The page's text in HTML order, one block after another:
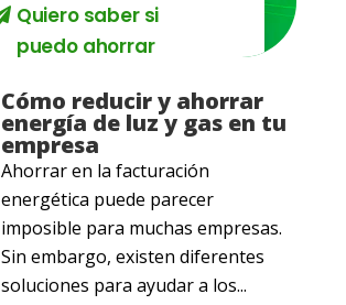
Quiero saber si
puedo ahorrar
Cómo reducir y ahorrar
energía de luz y gas en tu
empresa
Ahorrar en la facturación
energética puede parecer
imposible para muchas empresas.
Sin embargo, existen diferentes
soluciones para ayudar a los...